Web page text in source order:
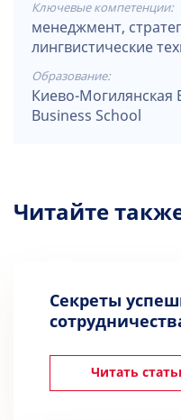
Ключевые компетенции:
менеджмент,
лингвистические
Образование:
Киево-Могилянская
Business School
Читайте
Секреты
Читать